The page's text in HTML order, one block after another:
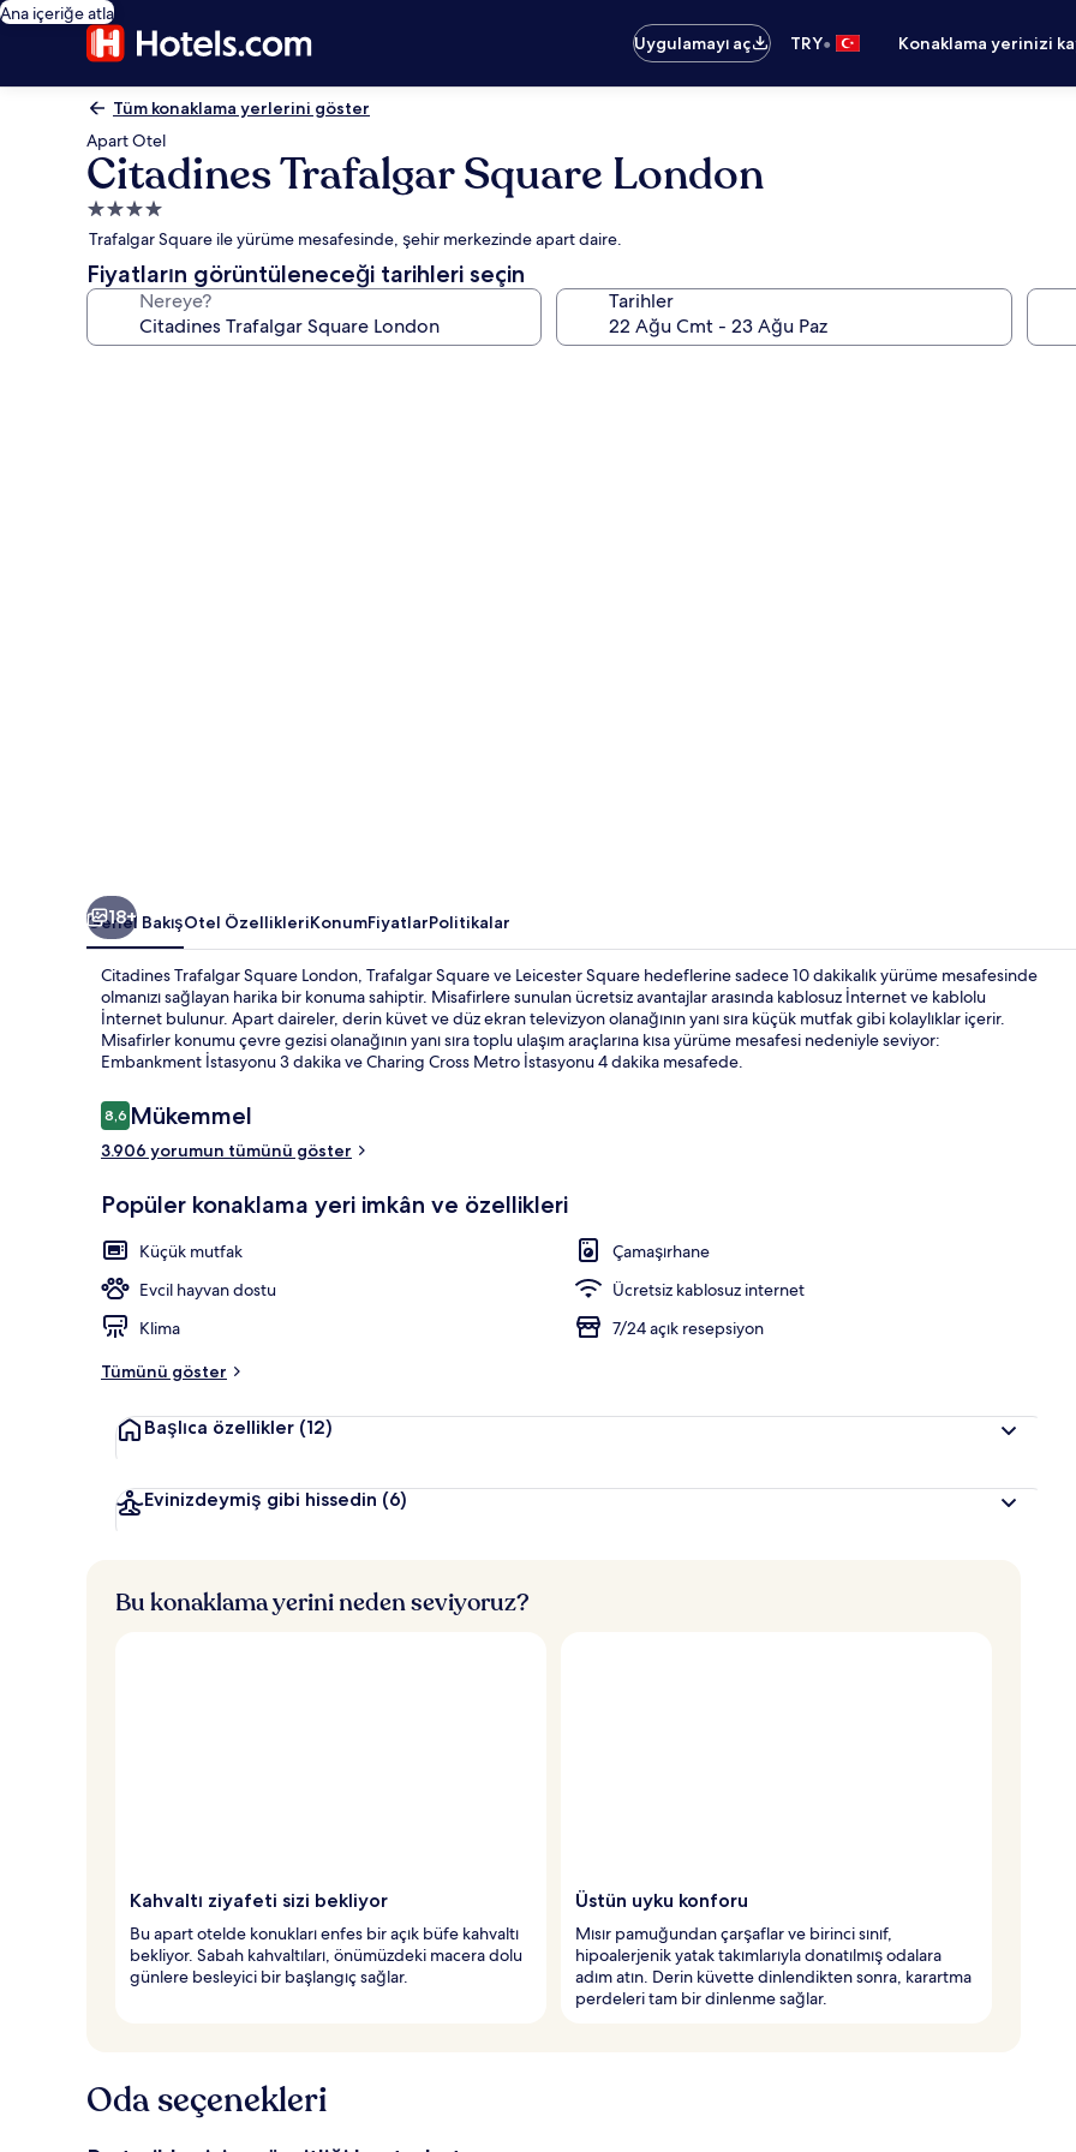
Ana içeriğe atla
Uygulamayı aç
TRY• Konaklama yerinizi
Tüm konaklama yerlerini göster
Apart Otel
Citadines Trafalgar Square London
4.0
yıldızlı
konaklama
yeri
Trafalgar Square ile yürüme mesafesinde, şehir merkezinde apart daire.
Fiyatların görüntüleneceği tarihleri seçin
Nereye? Tarihler
18+
Genel BakışOtel ÖzellikleriKonumFiyatlarPolitikalar
Citadines Trafalgar Square London, Trafalgar Square ve Leicester Square hedeflerine sadece 10 dakikalık yürüme mesafesinde
olmanızı sağlayan harika bir konuma sahiptir. Misafirlere sunulan ücretsiz avantajlar arasında kablosuz İnternet ve kablolu
İnternet bulunur. Apart daireler, derin küvet ve düz ekran televizyon olanağının yanı sıra küçük mutfak gibi kolaylıklar içerir.
Misafirler konumu çevre gezisi olanağının yanı sıra toplu ulaşım araçlarına kısa yürüme mesafesi nedeniyle seviyor:
Embankment İstasyonu 3 dakika ve Charing Cross Metro İstasyonu 4 dakika mesafede.
Yorumlar
8,68,6/10
Mükemmel
3.906 yorumun tümünü göster
Popüler konaklama yeri imkân ve özellikleri
Küçük mutfak
Çamaşırhane
Evcil hayvan dostu
Ücretsiz kablosuz internet
Klima
7/24 açık resepsiyon
Tümünü göster
Başlıca özellikler (12)
Evinizdeymiş gibi hissedin (6)
Bu konaklama yerini neden seviyoruz?
Kahvaltı ziyafeti sizi bekliyor
Bu apart otelde konukları enfes bir açık büfe kahvaltı
bekliyor. Sabah kahvaltıları, önümüzdeki macera dolu
günlere besleyici bir başlangıç sağlar.
Üstün uyku konforu
Mısır pamuğundan çarşaflar ve birinci sınıf,
hipoalerjenik yatak takımlarıyla donatılmış odalara
adım atın. Derin küvette dinlendikten sonra, karartma
perdeleri tam bir dinlenme sağlar.
Oda seçenekleri